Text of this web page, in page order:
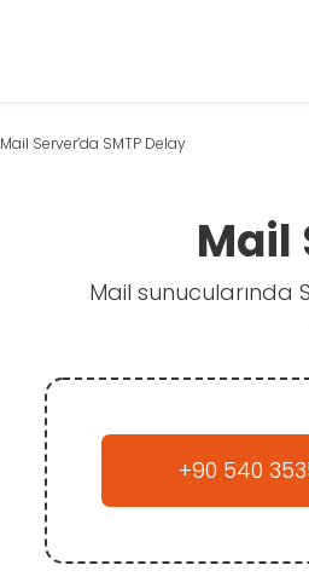
Mail Server’da SMTP Delay
Mail
Mail sunucularında
+90 540